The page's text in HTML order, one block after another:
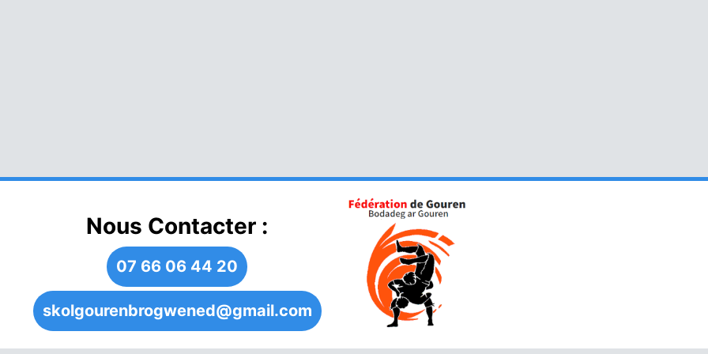
Nous Contacter :
07 66 06 44 20
skolgourenbrogwened@gmail.com